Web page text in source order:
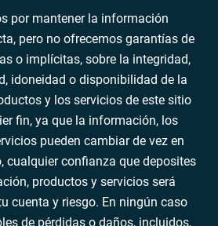
por mantener la información
pero no ofrecemos garantías de
o implícitas, sobre la integridad,
idoneidad o disponibilidad de la
y los servicios de este sitio
fin, ya que la información, los
pueden cambiar de vez en
cualquier confianza que deposites
productos y servicios será
cuenta y riesgo. En ningún caso
de pérdidas o daños, incluidos,